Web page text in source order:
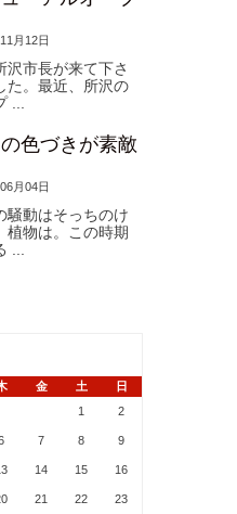
月12日
沢市長が来て下さ
た。最近、所沢の
...
色づきが素敵
月04日
騒動はそっちのけ
植物は。この時期
...
金 土
日
1
2
7 8 9
14 15 16
21 22 23